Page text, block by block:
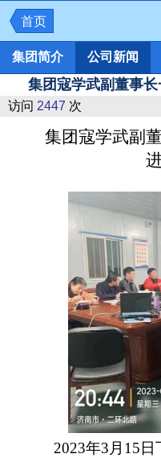
首页
集团简介 公司新闻
集团寇学武副董事
访问 2447 次
集团寇学武副
2023年3 月 15